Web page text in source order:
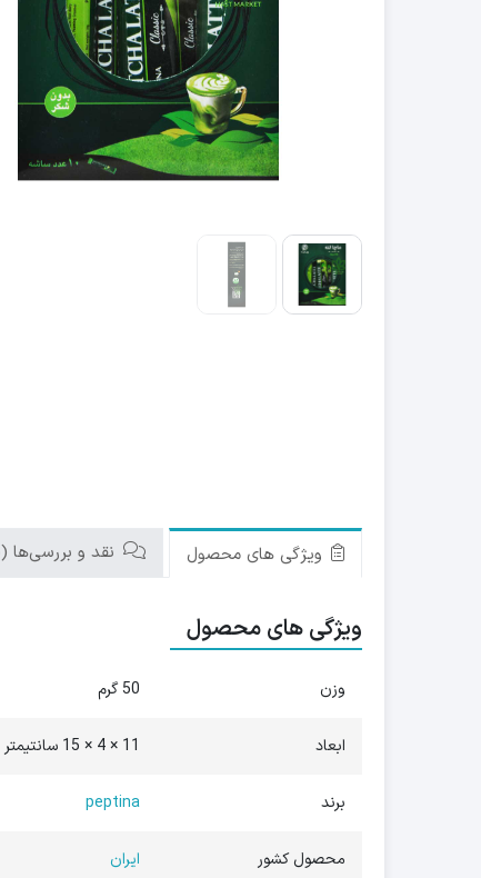
ویژگی های محصول نقد و بررسی‌ها (0)
ویژگی های محصول
وزن 50 گرم
ابعاد 11 × 4 × 15 سانتیمتر
برند peptina
محصول کشور ایران